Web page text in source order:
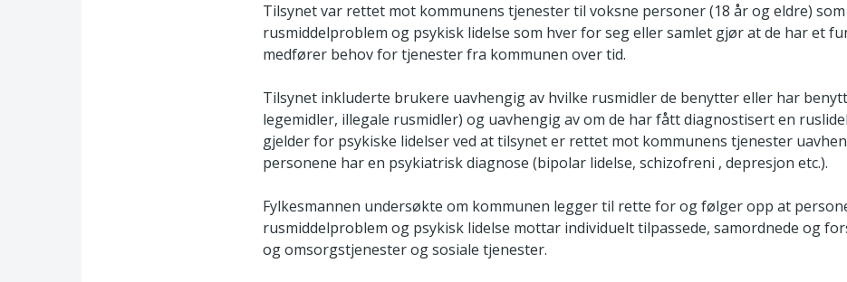
Tilsynet var rettet mot kommunens tjenester til voksne personer (18 år og eldre)
rusmiddelproblem og psykisk lidelse som hver for seg eller samlet gjør at de har et
medfører behov for tjenester fra kommunen over tid.
Tilsynet inkluderte brukere uavhengig av hvilke rusmidler de benytter eller har
legemidler, illegale rusmidler) og uavhengig av om de har fått diagnostisert en
gjelder for psykiske lidelser ved at tilsynet er rettet mot kommunens tjenester
personene har en psykiatrisk diagnose (bipolar lidelse, schizofreni , depresjon etc.).
Fylkesmannen undersøkte om kommunen legger til rette for og følger opp at
rusmiddelproblem og psykisk lidelse mottar individuelt tilpassede, samordnede og
og omsorgstjenester og sosiale tjenester.